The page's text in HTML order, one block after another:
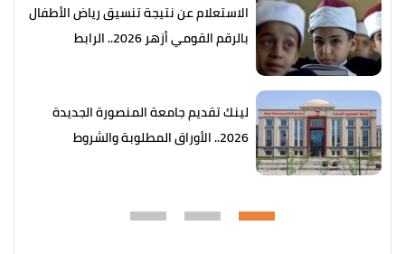
الاستعلام عن نتيجة تنسيق رياض الأطفال
بالرقم القومي أزهر 2026.. الرابط
لينك تقديم جامعة المنصورة الجديدة
2026.. الأوراق المطلوبة والشروط